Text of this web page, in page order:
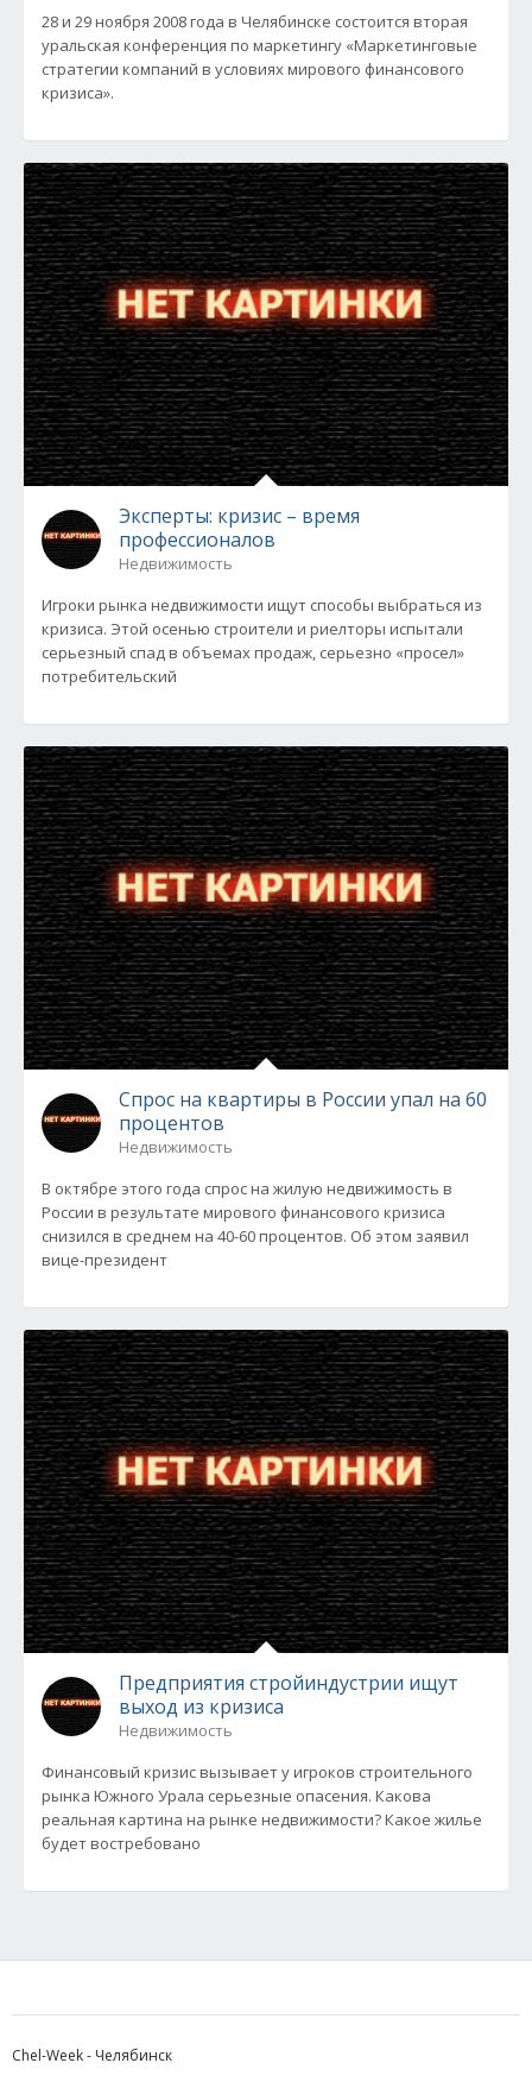
28 и 29 ноября 2008 года в Челябинске состоится вторая
уральская конференция по маркетингу «Маркетинговые
стратегии компаний в условиях мирового финансового
кризиса».
Эксперты: кризис – время
профессионалов
Недвижимость
Игроки рынка недвижимости ищут способы выбраться из
кризиса. Этой осенью строители и риелторы испытали
серьезный спад в объемах продаж, серьезно «просел»
потребительский
Спрос на квартиры в России упал на 60
процентов
Недвижимость
В октябре этого года спрос на жилую недвижимость в
России в результате мирового финансового кризиса
снизился в среднем на 40-60 процентов. Об этом заявил
вице-президент
Предприятия стройиндустрии ищут
выход из кризиса
Недвижимость
Финансовый кризис вызывает у игроков строительного
рынка Южного Урала серьезные опасения. Какова
реальная картина на рынке недвижимости? Какое жилье
будет востребовано
Chel-Week - Челябинск